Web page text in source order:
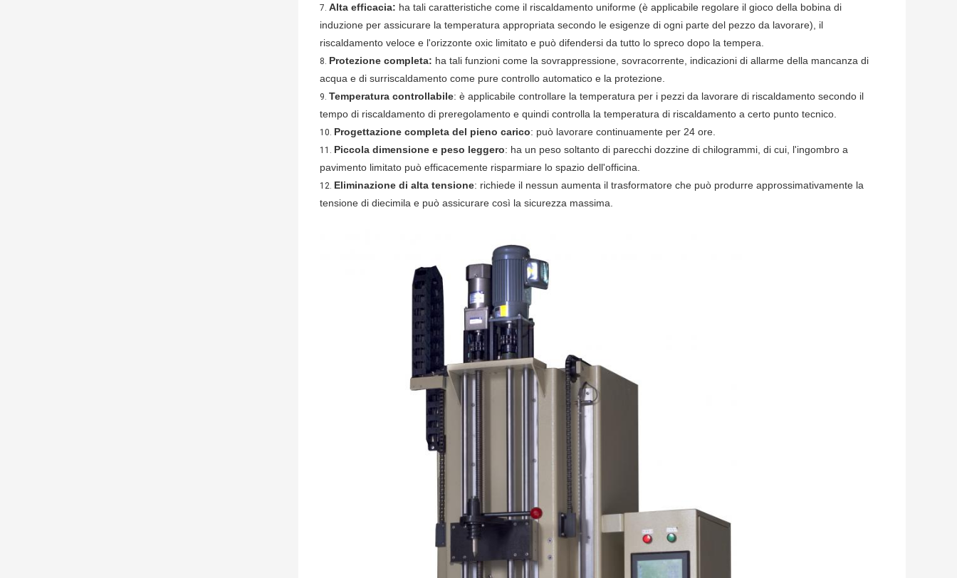
7. Alta efficacia: ha tali caratteristiche come il riscaldamento uniforme (è applicabile regolare il gioco della bobina di
induzione per assicurare la temperatura appropriata secondo le esigenze di ogni parte del pezzo da lavorare), il
riscaldamento veloce e l'orizzonte oxic limitato e può difendersi da tutto lo spreco dopo la tempera.
8. Protezione completa: ha tali funzioni come la sovrappressione, sovracorrente, indicazioni di allarme della mancanza di
acqua e di surriscaldamento come pure controllo automatico e la protezione.
9. Temperatura controllabile: è applicabile controllare la temperatura per i pezzi da lavorare di riscaldamento secondo il
tempo di riscaldamento di preregolamento e quindi controlla la temperatura di riscaldamento a certo punto tecnico.
10. Progettazione completa del pieno carico: può lavorare continuamente per 24 ore.
11. Piccola dimensione e peso leggero: ha un peso soltanto di parecchi dozzine di chilogrammi, di cui, l'ingombro a
pavimento limitato può efficacemente risparmiare lo spazio dell'officina.
12. Eliminazione di alta tensione: richiede il nessun aumenta il trasformatore che può produrre approssimativamente la
tensione di diecimila e può assicurare così la sicurezza massima.